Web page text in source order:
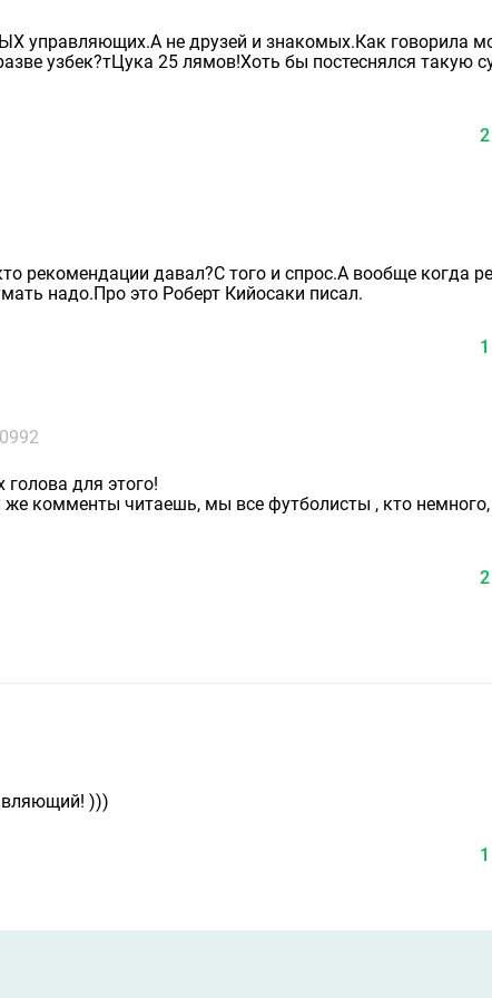
управляющих.А не друзей и знакомых.Как говорила
узбек?тЦука 25 лямов!Хоть бы постеснялся такую
2
рекомендации давал?С того и спрос.А вообще когда
надо.Про это Роберт Кийосаки писал.
1
для этого!
комменты читаешь, мы все футболисты , кто немного,
2
)))
1